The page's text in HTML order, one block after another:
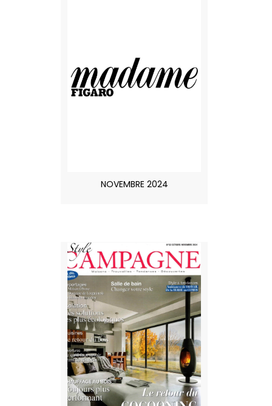
NOVEMBRE 2024